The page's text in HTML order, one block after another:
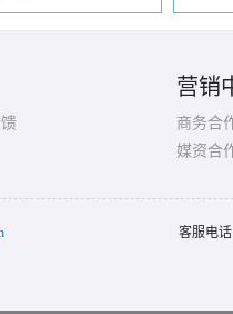
营销
商务合
媒资合
客服电